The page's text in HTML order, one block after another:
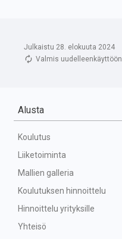
Julkaistu 28. elokuuta 2024
Valmis uudelleenkäyttöön
Alusta
Koulutus
Liiketoiminta
Mallien galleria
Koulutuksen hinnoittelu
Hinnoittelu yrityksille
Yhteisö